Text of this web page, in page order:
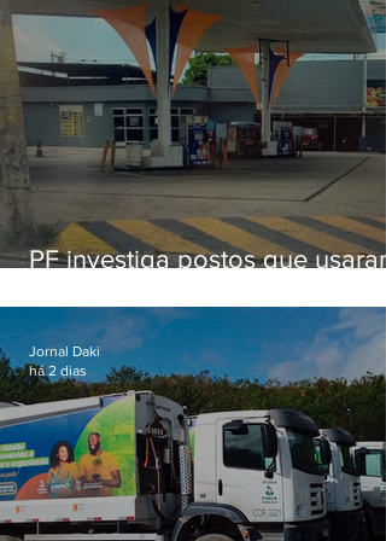
PF investiga postos que usaram
secretário morto em 2020
Jornal Daki
há 2 dias